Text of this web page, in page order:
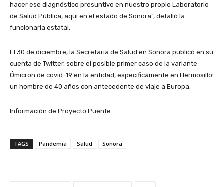
hacer ese diagnóstico presuntivo en nuestro propio Laboratorio
de Salud Pública, aquí en el estado de Sonora”, detalló la
funcionaria estatal.
El 30 de diciembre, la Secretaría de Salud en Sonora publicó en su
cuenta de Twitter, sobre el posible primer caso de la variante
Ómicron de covid-19 en la entidad, específicamente en Hermosillo:
un hombre de 40 años con antecedente de viaje a Europa.
Información de Proyecto Puente.
TAGS Pandemia Salud Sonora